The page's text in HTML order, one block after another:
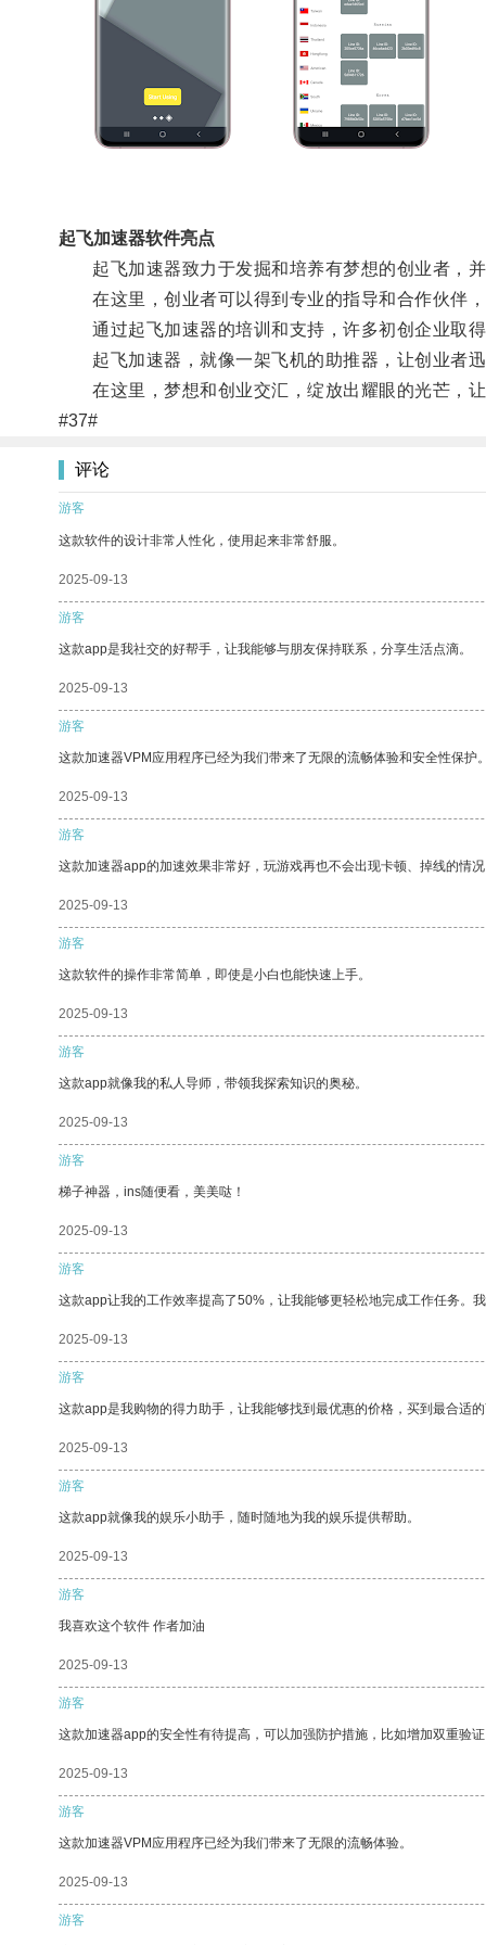
起飞加速器软件亮点
起飞加速器致力于发掘和培养有梦想的创业者，并
在这里，创业者可以得到专业的指导和合作伙伴，
通过起飞加速器的培训和支持，许多初创企业取得
起飞加速器，就像一架飞机的助推器，让创业者迅
在这里，梦想和创业交汇，绽放出耀眼的光芒，
#37#
评论
游客
这款软件的设计非常人性化，使用起来非常舒服。
2025-09-13
游客
这款app是我社交的好帮手，让我能够与朋友保持联系，分享生活点滴。
2025-09-13
游客
这款加速器VPM应用程序已经为我们带来了无限的流畅体验和安全性保护
2025-09-13
游客
这款加速器app的加速效果非常好，玩游戏再也不会出现卡顿、掉线的情
2025-09-13
游客
这款软件的操作非常简单，即使是小白也能快速上手。
2025-09-13
游客
这款app就像我的私人导师，带领我探索知识的奥秘。
2025-09-13
游客
梯子神器，ins随便看，美美哒！
2025-09-13
游客
这款app让我的工作效率提高了50%，让我能够更轻松地完成工作任务。
2025-09-13
游客
这款app是我购物的得力助手，让我能够找到最优惠的价格，买到最合适
2025-09-13
游客
这款app就像我的娱乐小助手，随时随地为我的娱乐提供帮助。
2025-09-13
游客
我喜欢这个软件 作者加油
2025-09-13
游客
这款加速器app的安全性有待提高，可以加强防护措施，比如增加双重验
2025-09-13
游客
这款加速器VPM应用程序已经为我们带来了无限的流畅体验。
2025-09-13
游客